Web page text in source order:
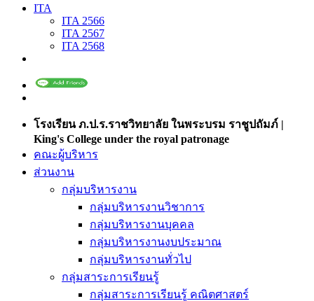
ITA
ITA 2566
ITA 2567
ITA 2568
โรงเรียน ภ.ป.ร.ราชวิทยาลัย ในพระบรม ราชูปถัมภ์ |
King's College under the royal patronage
คณะผู้บริหาร
ส่วนงาน
กลุ่มบริหารงาน
กลุ่มบริหารงานวิชาการ
กลุ่มบริหารงานบุคคล
กลุ่มบริหารงานงบประมาณ
กลุ่มบริหารงานทั่วไป
กลุ่มสาระการเรียนรู้
กลุ่มสาระการเรียนรู้ คณิตศาสตร์